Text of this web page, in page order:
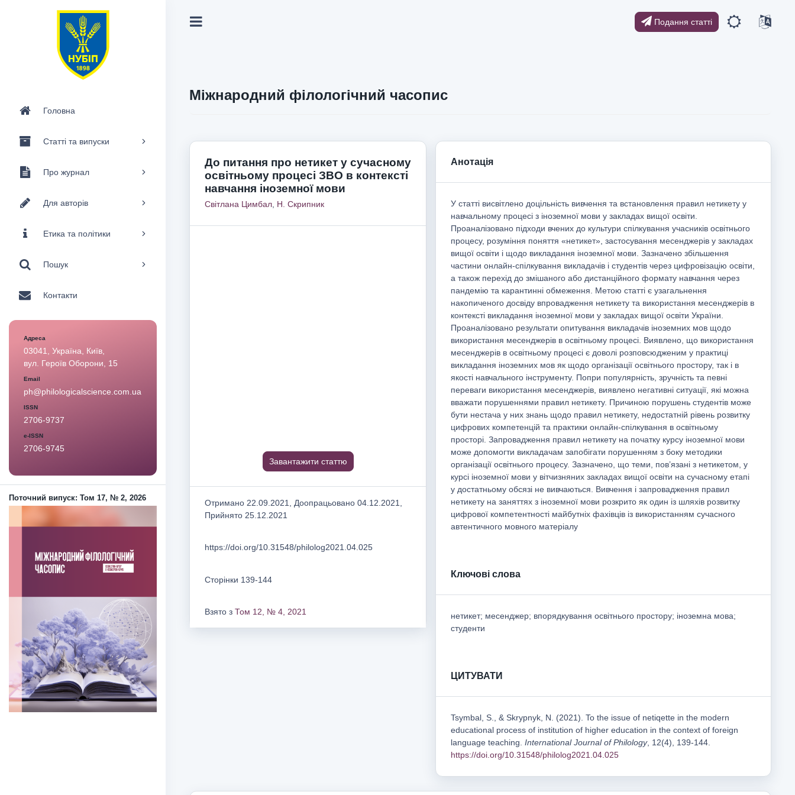
Головна
Статті та випуски
Про журнал
Для авторів
Етика та політики
Пошук
Контакти
Адреса
03041, Україна, Київ,
вул. Героїв Оборони, 15
Email
ph@philologicalscience.com.ua
ISSN
2706-9737
e-ISSN
2706-9745
Поточний випуск: Том 17, № 2, 2026
Подання статті
Міжнародний філологічний часопис
До питання про нетикет у сучасному
освітньому процесі ЗВО в контексті
навчання іноземної мови
Світлана Цимбал Н. Скрипник
Завантажити статтю
Отримано 22.09.2021, Доопрацьовано 04.12.2021,
Прийнято 25.12.2021
https://doi.org/10.31548/philolog2021.04.025
Сторінки 139-144
Взято з Том 12, № 4, 2021
Анотація
У статті висвітлено доцільність вивчення та встановлення правил нетикету у
навчальному процесі з іноземної мови у закладах вищої освіти.
Проаналізовано підходи вчених до культури спілкування учасників освітнього
процесу, розуміння поняття «нетикет», застосування месенджерів у закладах
вищої освіти і щодо викладання іноземної мови. Зазначено збільшення
частини онлайн-спілкування викладачів і студентів через цифровізацію освіти,
а також перехід до змішаного або дистанційного формату навчання через
пандемію та карантинні обмеження. Метою статті є узагальнення
накопиченого досвіду впровадження нетикету та використання месенджерів в
контексті викладання іноземної мови у закладах вищої освіти України.
Проаналізовано результати опитування викладачів іноземних мов щодо
використання месенджерів в освітньому процесі. Виявлено, що використання
месенджерів в освітньому процесі є доволі розповсюдженим у практиці
викладання іноземних мов як щодо організації освітнього простору, так і в
якості навчального інструменту. Попри популярність, зручність та певні
переваги використання месенджерів, виявлено негативні ситуації, які можна
вважати порушеннями правил нетикету. Причиною порушень студентів може
бути нестача у них знань щодо правил нетикету, недостатній рівень розвитку
цифрових компетенцій та практики онлайн-спілкування в освітньому
просторі. Запровадження правил нетикету на початку курсу іноземної мови
може допомогти викладачам запобігати порушенням з боку методики
організації освітнього процесу. Зазначено, що теми, пов’язані з нетикетом, у
курсі іноземної мови у вітчизняних закладах вищої освіти на сучасному етапі
у достатньому обсязі не вивчаються. Вивчення і запровадження правил
нетикету на заняттях з іноземної мови розкрито як один із шляхів розвитку
цифрової компетентності майбутніх фахівців із використанням сучасного
автентичного мовного матеріалу
Ключові слова
нетикет; месенджер; впорядкування освітнього простору; іноземна мова;
студенти
ЦИТУВАТИ
Tsymbal, S., & Skrypnyk, N. (2021). To the issue of netiqette in the modern
educational process of institution of higher education in the context of foreign
language teaching.International Journal of Philology, 12(4), 139-144.
https://doi.org/10.31548/philolog2021.04.025